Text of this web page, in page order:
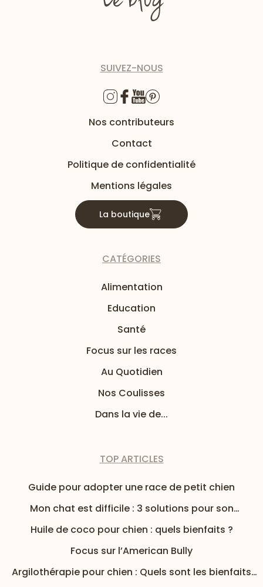
SUIVEZ-NOUS
Nos contributeurs
Contact
Politique de confidentialité
Mentions légales
La boutique
CATÉGORIES
Alimentation
Education
Santé
Focus sur les races
Au Quotidien
Nos Coulisses
Dans la vie de...
TOP ARTICLES
Guide pour adopter une race de petit chien
Mon chat est difficile : 3 solutions pour son
alimentation
Huile de coco pour chien : quels bienfaits ?
Focus sur l’American Bully
Argilothérapie pour chien : Quels sont les bienfaits